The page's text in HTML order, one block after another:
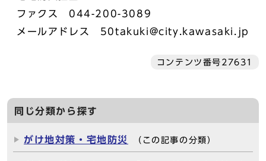
ファクス 044-200-3089
メールアドレス 50takuki@city.kawasaki.jp
コンテンツ番号27631
同じ分類から探す
がけ地対策・宅地防災 （この記事の分類）